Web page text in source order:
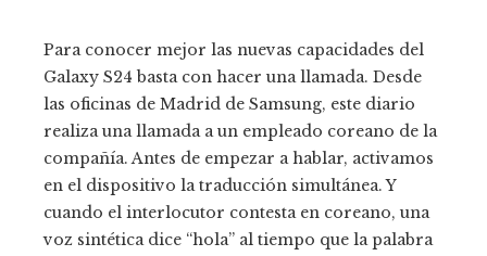
Para conocer mejor las nuevas capacidades del
Galaxy S24 basta con hacer una llamada. Desde
las oficinas de Madrid de Samsung, este diario
realiza una llamada a un empleado coreano de la
compañía. Antes de empezar a hablar, activamos
en el dispositivo la traducción simultánea. Y
cuando el interlocutor contesta en coreano, una
voz sintética dice “hola” al tiempo que la palabra